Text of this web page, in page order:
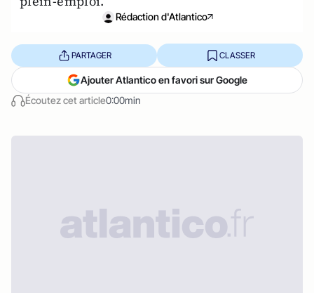
Rédaction d'Atlantico
Écoutez cet article0:00min
PARTAGER CLASSER
Ajouter Atlantico en favori sur Google